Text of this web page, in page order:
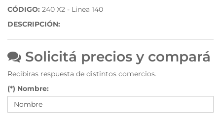
CÓDIGO: 240 X2 - Linea 140
DESCRIPCIÓN:
Solicitá precios y compará
Recibiras respuesta de distintos comercios.
(*) Nombre: